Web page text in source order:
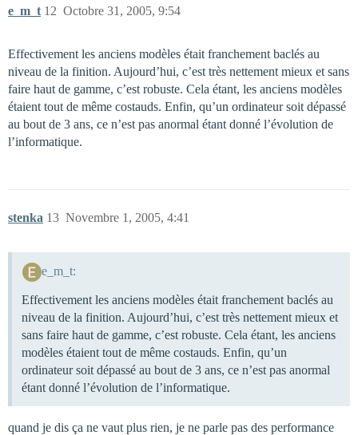
e_m_t Octobre 31, 2005, 9:54
12
Effectivement les anciens modèles était franchement baclés au
niveau de la finition. Aujourd’hui, c’est très nettement mieux et sans
faire haut de gamme, c’est robuste. Cela étant, les anciens modèles
étaient tout de même costauds. Enfin, qu’un ordinateur soit dépassé
au bout de 3 ans, ce n’est pas anormal étant donné l’évolution de
l’informatique.
stenka Novembre 1, 2005, 4:41
13
e_m_t:
Effectivement les anciens modèles était franchement baclés au
niveau de la finition. Aujourd’hui, c’est très nettement mieux et
sans faire haut de gamme, c’est robuste. Cela étant, les anciens
modèles étaient tout de même costauds. Enfin, qu’un
ordinateur soit dépassé au bout de 3 ans, ce n’est pas anormal
étant donné l’évolution de l’informatique.
quand je dis ça ne vaut plus rien, je ne parle pas des performance